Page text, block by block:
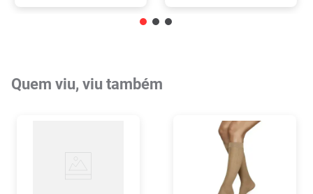
Quem viu, viu também